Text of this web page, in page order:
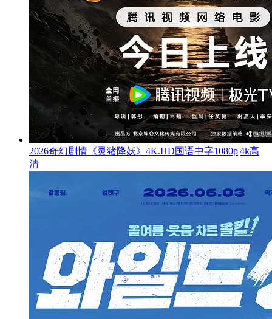
2026奇幻剧情《灵猪降妖》4K.HD国语中字1080p|4k高
清